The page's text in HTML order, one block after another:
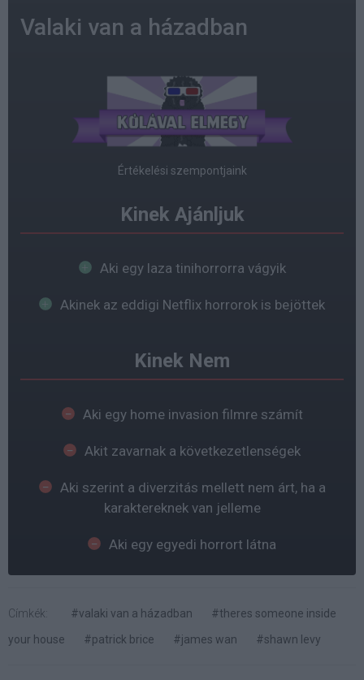
Valaki van a házadban
Értékelési szempontjaink
Kinek Ajánljuk
Aki egy laza tinihorrorra vágyik
Akinek az eddigi Netflix horrorok is bejöttek
Kinek Nem
Aki egy home invasion filmre számít
Akit zavarnak a következetlenségek
Aki szerint a diverzitás mellett nem árt, ha a
karaktereknek van jelleme
Aki egy egyedi horrort látna
Címkék: #valaki van a házadban
#theres someone inside
your house
#patrick brice #james wan #shawn levy